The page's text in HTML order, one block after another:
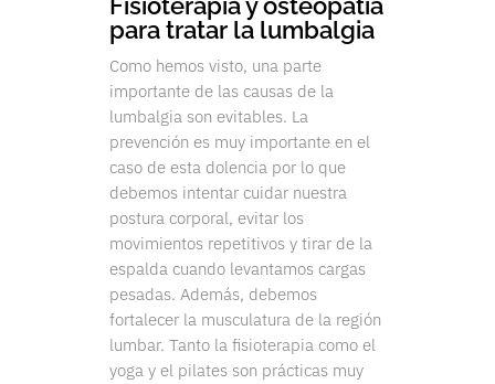
Fisioterapia y osteopatía
para tratar la lumbalgia
Como hemos visto, una parte
importante de las causas de la
lumbalgia son evitables. La
prevención es muy importante en el
caso de esta dolencia por lo que
debemos intentar cuidar nuestra
postura corporal, evitar los
movimientos repetitivos y tirar de la
espalda cuando levantamos cargas
pesadas. Además, debemos
fortalecer la musculatura de la región
lumbar. Tanto la fisioterapia como el
yoga y el pilates son prácticas muy